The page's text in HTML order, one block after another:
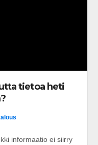
tietoa heti
informaatio ei siirry